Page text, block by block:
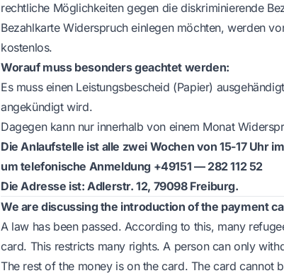
rechtliche Möglichkeiten gegen die diskriminierende
Bezahlkarte Widerspruch einlegen möchten, werden
kostenlos.
Worauf muss besonders geachtet werden:
Es muss einen Leistungsbescheid (Papier)
angekündigt wird.
Dagegen kann nur innerhalb von einem Monat
Die Anlaufstelle ist alle zwei Wochen von 15-17 Uhr
um telefonische Anmeldung +49151 — 282 112 52
Die Adresse ist: Adlerstr. 12, 79098 Freiburg.
We are discussing the introduction of the payment
A law has been passed. According to this, many
card. This restricts many rights. A person can only
The rest of the money is on the card. The card cannot